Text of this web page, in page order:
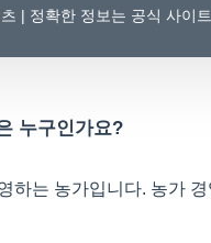
| 정확한 정보는 공식 사이
누구인가요?
하는 농가입니다. 농가